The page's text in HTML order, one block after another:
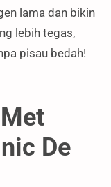
lama dan bikin
lebih tegas,
pisau bedah!
De